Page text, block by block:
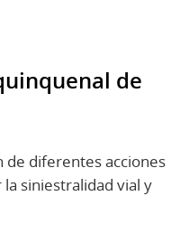
de
diferentes acciones
siniestralidad vial y